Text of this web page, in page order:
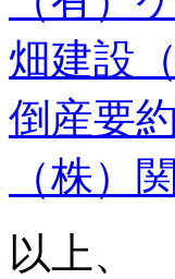
畑建設
倒産要
（株）
以上、